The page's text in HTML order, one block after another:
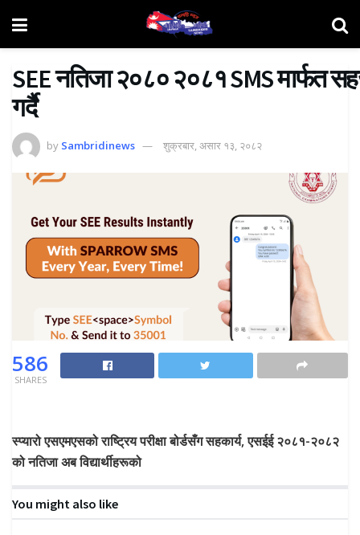
SEE नतिजा २०८० २०८१ SMS मार्फत
गर्दै
by Sambridinews शुक्रबार, असार १३, २०८२
586
SHARES
स्प्यारो एसएमएसको राष्ट्रिय परीक्षा बोर्डसँग सहकार्य, एसईई २०८१-२०८२
को नतिजा अब विद्यार्थीहरूको
You might also like